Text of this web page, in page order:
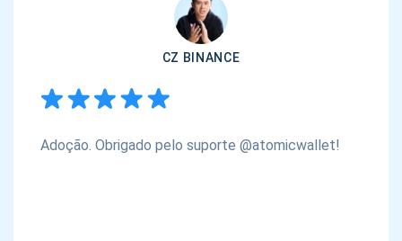
CZ BINANCE
Adoção. Obrigado pelo suporte @atomicwallet!